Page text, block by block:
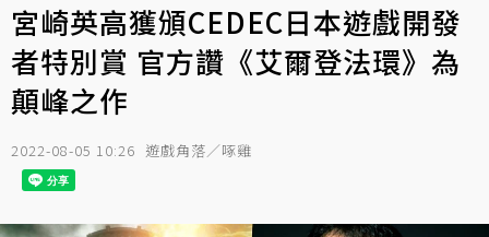
宮崎英高獲頒CEDEC日本遊戲開發
者特別賞 官方讚《艾爾登法環》為
顛峰之作
2022-08-05 10:26 遊戲角落／啄雞